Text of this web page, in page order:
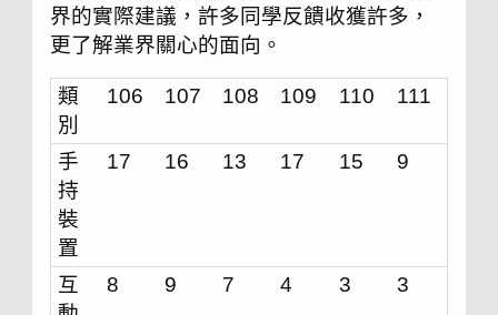
界的實際建議，許多同學反饋收獲許多，
更了解業界關心的面向。
類
別
106 107 108 109 110 111
手
持
裝
置
17 16 13 17 15 9
互
8 9 7 4 3 3